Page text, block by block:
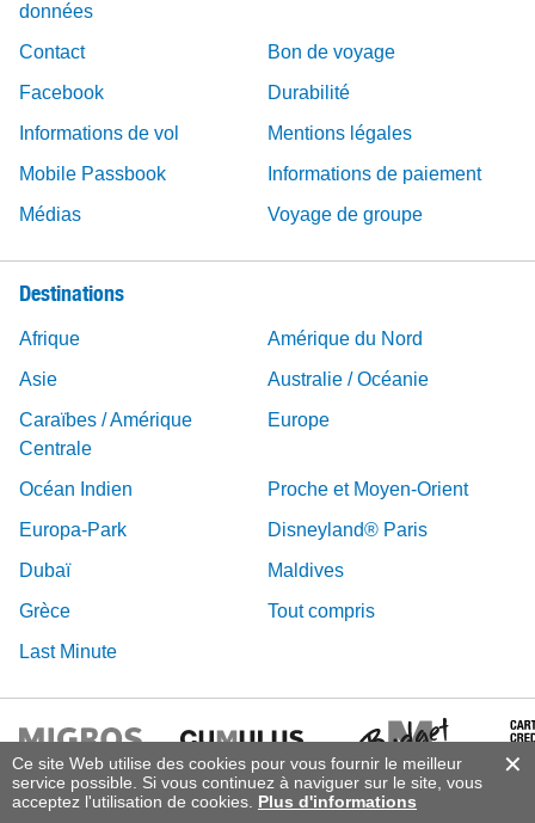
Ce site Web utilise des cookies pour vous fournir le meilleur
service possible. Si vous continuez à naviguer sur le site, vous
acceptez l'utilisation de cookies. Plus d'informations
données
Contact
Bon de voyage
Facebook
Durabilité
Informations de vol
Mentions légales
Mobile Passbook
Informations de paiement
Médias
Voyage de groupe
Destinations
Afrique
Amérique du Nord
Asie
Australie / Océanie
Caraïbes / Amérique
Centrale
Europe
Océan Indien
Proche et Moyen-Orient
Europa-Park
Disneyland® Paris
Dubaï
Maldives
Grèce
Tout compris
Last Minute
© 2026 Vacances Migros, DERTOUR Suisse SA